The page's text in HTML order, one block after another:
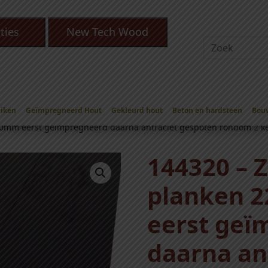
New Tech Wood
Geïmpregneerd Hout Gekleurd hout Beton en hardsteen
vuren planken geïmpregneerd daarna 2x antraciet
eerst geïmpregneerd daarna antraciet gespoten rondom 2
144320 –
planken
eerst
daarna